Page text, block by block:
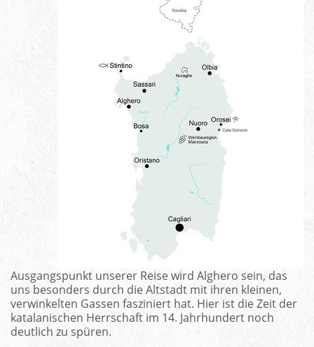
Ausgangspunkt unserer Reise wird Alghero sein, das
uns besonders durch die Altstadt mit ihren kleinen,
verwinkelten Gassen fasziniert hat. Hier ist die Zeit der
katalanischen Herrschaft im 14. Jahrhundert noch
deutlich zu spüren.